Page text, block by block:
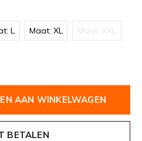
L Maat: XL Maat: XXL
AAN WINKELWAGEN
BETALEN